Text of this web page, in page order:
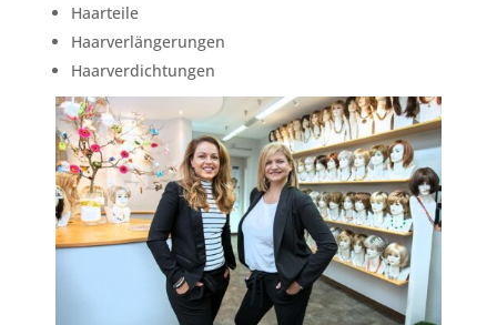
Haarteile
Haarverlängerungen
Haarverdichtungen